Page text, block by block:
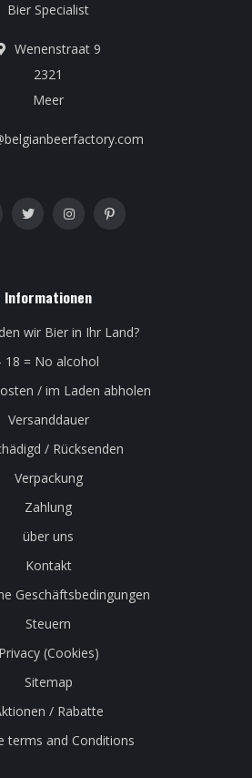
Bier Specialist
Wenenstraat 9
2321
Meer
Informationen
wir Bier in Ihr Land?
18 = No alcohol
/ im Laden abholen
Versanddauer
/ Rücksenden
Verpackung
Zahlung
über uns
Kontakt
Geschäftsbedingungen
Steuern
Privacy (Cookies)
Sitemap
/ Rabatte
terms and Conditions